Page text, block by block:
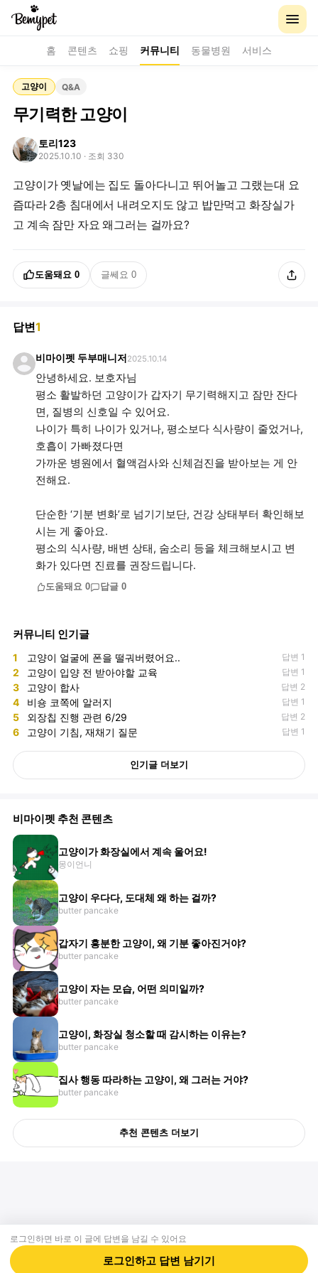
홈 콘텐츠 쇼핑 커뮤니티 동물병원 서비스
고양이 Q&A
무기력한 고양이
토리123
2025.10.10 · 조회 330
고양이가 옛날에는 집도 돌아다니고 뛰어놀고 그랬는대 요
즘따라 2층 침대에서 내려오지도 않고 밥만먹고 화장실가
고 계속 잠만 자요 왜그러는 걸까요?
도움돼요 0 글쎄요 0
답변1
비마이펫 두부매니저 2025.10.14
안녕하세요. 보호자님
평소 활발하던 고양이가 갑자기 무기력해지고 잠만 잔다
면, 질병의 신호일 수 있어요.
나이가 특히 나이가 있거나, 평소보다 식사량이 줄었거나,
호흡이 가빠졌다면
가까운 병원에서 혈액검사와 신체검진을 받아보는 게 안
전해요.
단순한 ‘기분 변화’로 넘기기보단, 건강 상태부터 확인해보
시는 게 좋아요.
평소의 식사량, 배변 상태, 숨소리 등을 체크해보시고 변
화가 있다면 진료를 권장드립니다.
도움돼요 0 답글 0
커뮤니티 인기글
1 고양이 얼굴에 폰을 떨궈버렸어요.. 답변 1
2 고양이 입양 전 받아야할 교육 답변 1
3 고양이 합사 답변 2
4 비숑 코쪽에 알러지 답변 1
5 외장칩 진행 관련 6/29 답변 2
6 고양이 기침, 재채기 질문 답변 1
인기글 더보기
비마이펫 추천 콘텐츠
고양이가 화장실에서 계속 울어요!
몽이언니
고양이 우다다, 도대체 왜 하는 걸까?
butter pancake
갑자기 흥분한 고양이, 왜 기분 좋아진거야?
butter pancake
고양이 자는 모습, 어떤 의미일까?
butter pancake
고양이, 화장실 청소할 때 감시하는 이유는?
butter pancake
집사 행동 따라하는 고양이, 왜 그러는 거야?
butter pancake
추천 콘텐츠 더보기
로그인하면 바로 이 글에 답변 을 남길 수 있어요
로그인하고 답변 남기기